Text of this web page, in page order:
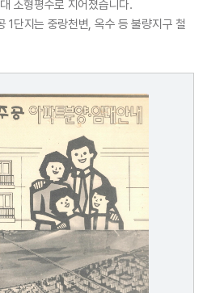
소형평수로 지어졌습니다.
1단지는 중랑천변, 옥수 등 불량지구 철